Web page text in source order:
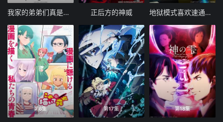
我家的弟弟们真是让您费心了 正后方的神威 地狱模式喜欢速通游戏的玩家在废设定异世界无双 第二季
第6集 第17集 第18集